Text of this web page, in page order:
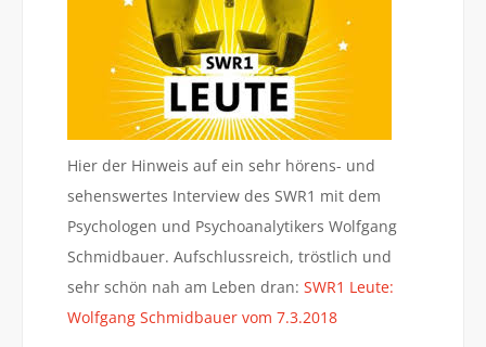
Hier der Hinweis auf ein sehr hörens- und
sehenswertes Interview des SWR1 mit dem
Psychologen und Psychoanalytikers Wolfgang
Schmidbauer. Aufschlussreich, tröstlich und
sehr schön nah am Leben dran: SWR1 Leute:
Wolfgang Schmidbauer vom 7.3.2018